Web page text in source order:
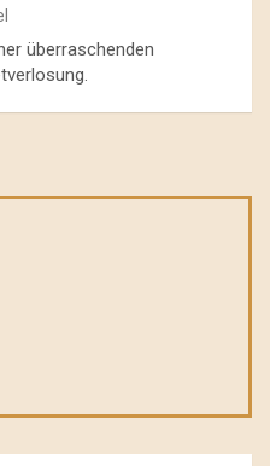
überraschenden